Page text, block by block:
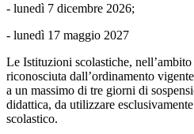
- lunedì 7 dicembre 2026;
- lunedì 17 maggio 2027
Le Istituzioni scolastiche,
riconosciuta dall’ordinamento
a un massimo di tre giorni di
didattica, da utilizzare
scolastico.